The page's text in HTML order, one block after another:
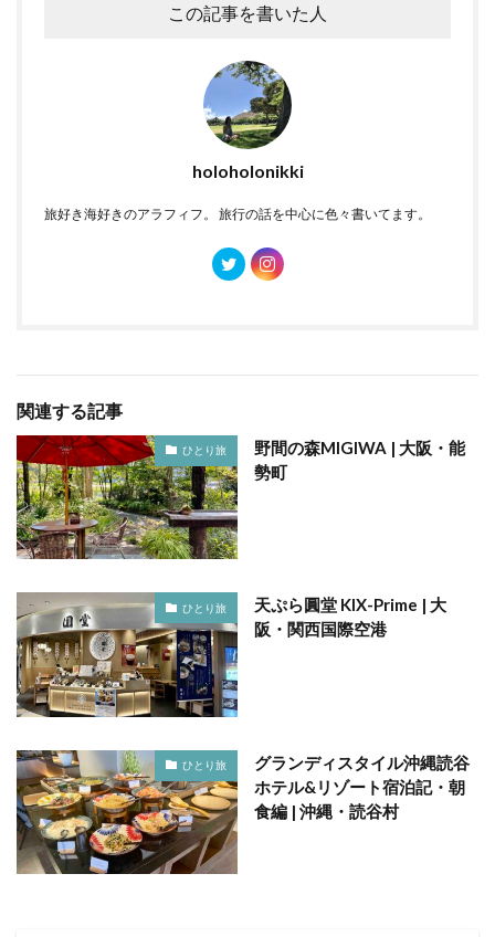
この記事を書いた人
holoholonikki
旅好き海好きのアラフィフ。 旅行の話を中心に色々書いてます。
関連する記事
ひとり旅
野間の森MIGIWA | 大阪・能
勢町
ひとり旅
天ぷら圓堂 KIX-Prime | 大
阪・関西国際空港
ひとり旅
グランディスタイル沖縄読谷
ホテル&リゾート宿泊記・朝
食編 | 沖縄・読谷村